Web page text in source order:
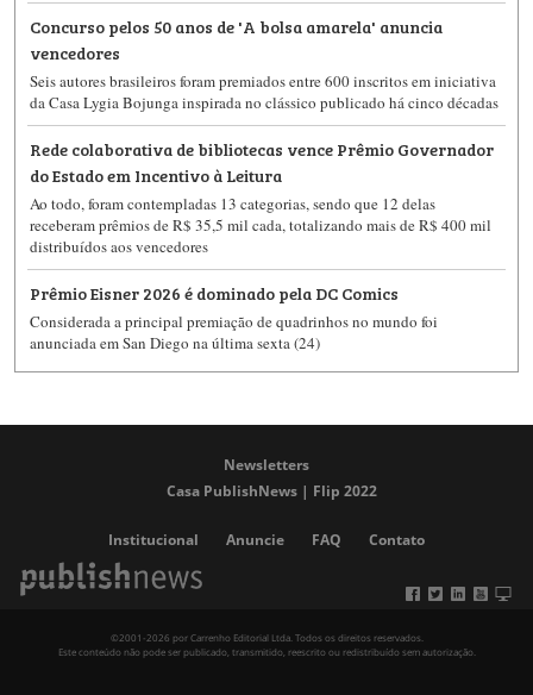
Concurso pelos 50 anos de 'A bolsa amarela' anuncia
vencedores
Seis autores brasileiros foram premiados entre 600 inscritos em iniciativa
da Casa Lygia Bojunga inspirada no clássico publicado há cinco décadas
Rede colaborativa de bibliotecas vence Prêmio Governador
do Estado em Incentivo à Leitura
Ao todo, foram contempladas 13 categorias, sendo que 12 delas
receberam prêmios de R$ 35,5 mil cada, totalizando mais de R$ 400 mil
distribuídos aos vencedores
Prêmio Eisner 2026 é dominado pela DC Comics
Considerada a principal premiação de quadrinhos no mundo foi
anunciada em San Diego na última sexta (24)
Newsletters
Casa PublishNews | Flip 2022
Institucional Anuncie FAQ Contato
©2001-2026 por Carrenho Editorial Ltda. Todos os direitos reservados.
Este conteúdo não pode ser publicado, transmitido, reescrito ou redistribuído sem autorização.